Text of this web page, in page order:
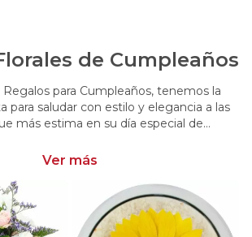
de Cumpleaños
Regalos para Cumpleaños, tenemos la
para saludar con estilo y elegancia a las
más estima en su día especial de
para cumpleaños
Ver más